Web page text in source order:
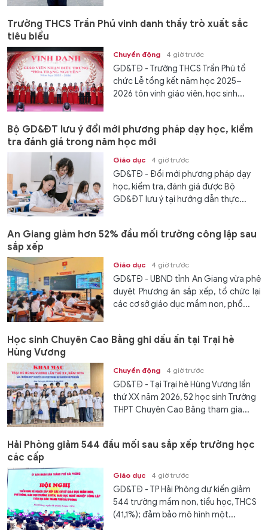
Trường THCS Trần Phú vinh danh thầy trò xuất sắc
tiêu biểu
Chuyển động 4 giờ trước
GD&TĐ - Trường THCS Trần Phú tổ
chức Lễ tổng kết năm học 2025–
2026 tôn vinh giáo viên, học sinh...
Bộ GD&ĐT lưu ý đổi mới phương pháp dạy học, kiểm
tra đánh giá trong năm học mới
Giáo dục 4 giờ trước
GD&TĐ - Đổi mới phương pháp dạy
học, kiểm tra, đánh giá được Bộ
GD&ĐT lưu ý tại hướng dẫn thực...
An Giang giảm hơn 52% đầu mối trường công lập sau
sắp xếp
Giáo dục 4 giờ trước
GD&TĐ - UBND tỉnh An Giang vừa phê
duyệt Phương án sắp xếp, tổ chức lại
các cơ sở giáo dục mầm non, phổ...
Học sinh Chuyên Cao Bằng ghi dấu ấn tại Trại hè
Hùng Vương
Chuyển động 4 giờ trước
GD&TĐ - Tại Trại hè Hùng Vương lần
thứ XX năm 2026, 52 học sinh Trường
THPT Chuyên Cao Bằng tham gia...
Hải Phòng giảm 544 đầu mối sau sắp xếp trường học
các cấp
Giáo dục 4 giờ trước
GD&TĐ - TP Hải Phòng dự kiến giảm
544 trường mầm non, tiểu học, THCS
(41,1%); đảm bảo mô hình một...